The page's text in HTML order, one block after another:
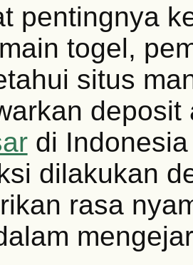
pentingnya
togel,
situs
di Indonesia
dilakukan
rasa